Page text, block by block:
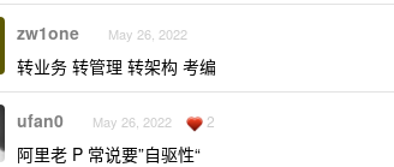
zw1one May 26, 2022
转业务 转管理 转架构 考编
ufan0 May 26, 2022 2
阿里老 P 常说要”自驱性“